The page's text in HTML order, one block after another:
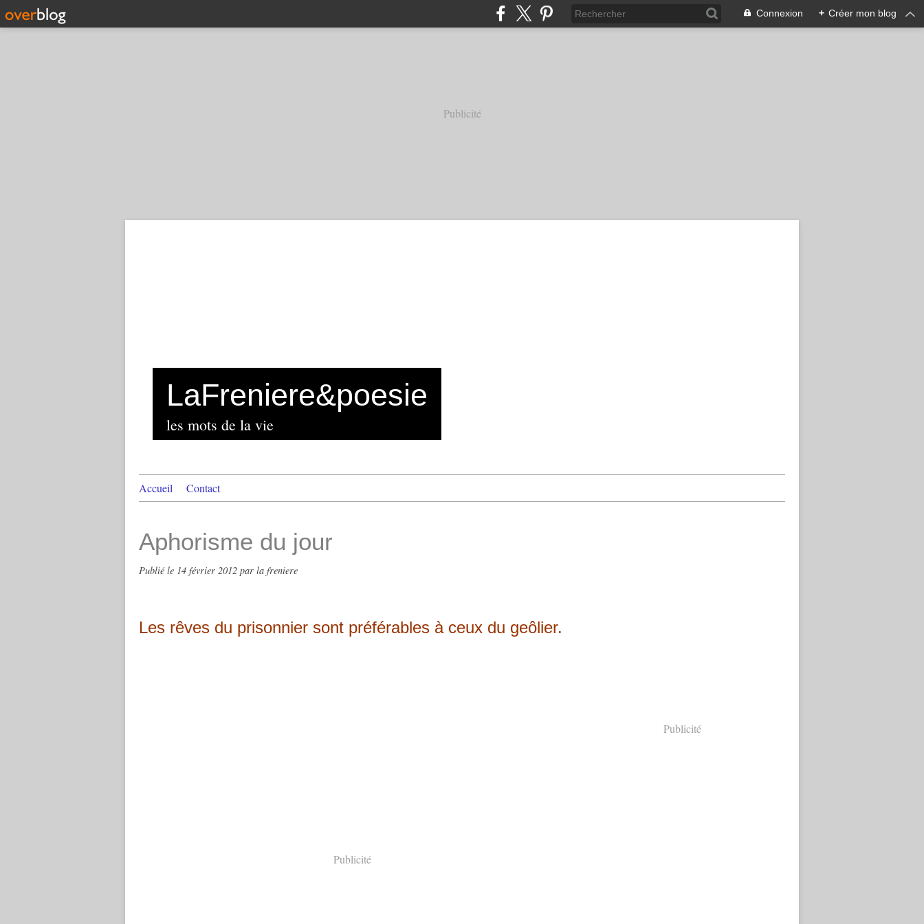
Connexion + Créer mon blog
Publicité
LaFreniere&poesie
les mots de la vie
Accueil Contact
Aphorisme du jour
Publié le 14 février 2012 par la freniere
Les rêves du prisonnier sont préférables à ceux du geôlier.
Publicité
Publicité